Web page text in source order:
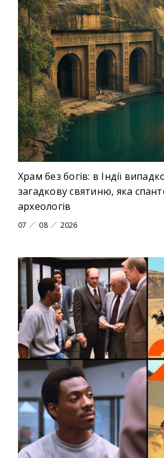
Храм без богів: в Індії
загадкову святиню, яка
археологів
07 08 2026